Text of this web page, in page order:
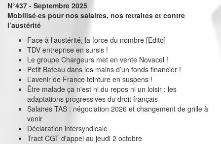
N°437 - Septembre 2025
Mobilisé·es pour nos salaires, nos retraites et contre
l’austérité
Face à l’austérité, la force du nombre [Edito]
TDV entreprise en sursis !
Le groupe Chargeurs met en vente Novacel !
Petit Bateau dans les mains d’un fonds financier !
L’avenir de France teinture en suspens !
Être malade ça n'est ni du repos ni un loisir : les
adaptations progressives du droit français
Salaires TAS : négociation 2026 et changement de grille à
venir
Déclaration intersyndicale
Tract CGT d'appel au jeudi 2 octobre